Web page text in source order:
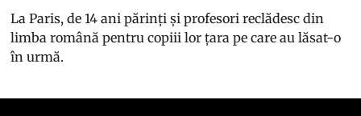
La Paris, de 14 ani părinți și profesori reclădesc din
limba română pentru copiii lor țara pe care au lăsat-o
în urmă.